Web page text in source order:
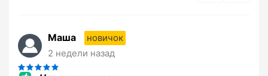
Маша
новичок
2 недели назад